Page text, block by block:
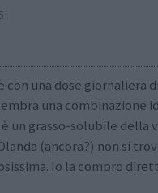
con una dose giornaliera
una combinazione
un grasso-solubile della
(ancora?) non si
Io la compro